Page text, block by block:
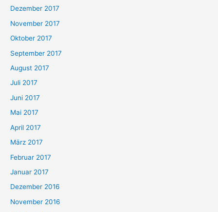
Dezember 2017
November 2017
Oktober 2017
September 2017
August 2017
Juli 2017
Juni 2017
Mai 2017
April 2017
März 2017
Februar 2017
Januar 2017
Dezember 2016
November 2016